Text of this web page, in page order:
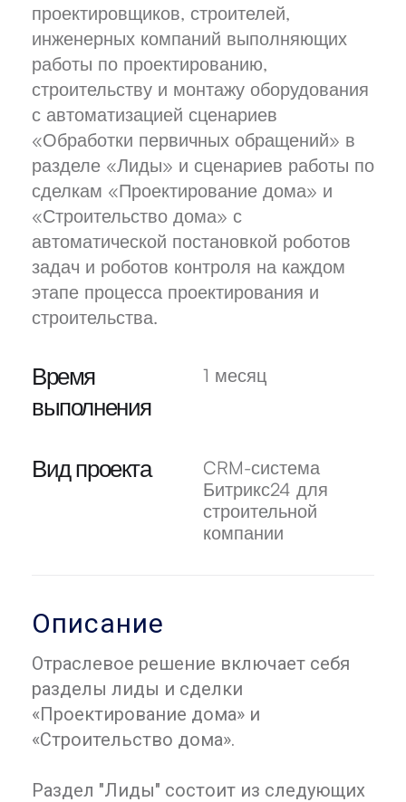
проектировщиков, строителей,
инженерных компаний выполняющих
работы по проектированию,
строительству и монтажу оборудования
с автоматизацией сценариев
«Обработки первичных обращений» в
разделе «Лиды» и сценариев работы по
сделкам «Проектирование дома» и
«Строительство дома» с
автоматической постановкой роботов
задач и роботов контроля на каждом
этапе процесса проектирования и
строительства.
Время
выполнения
1 месяц
Вид проекта
CRM-система
Битрикс24 для
строительной
компании
Описание
Отраслевое решение включает себя
разделы лиды и сделки
«Проектирование дома» и
«Строительство дома».
Раздел "Лиды" состоит из следующих